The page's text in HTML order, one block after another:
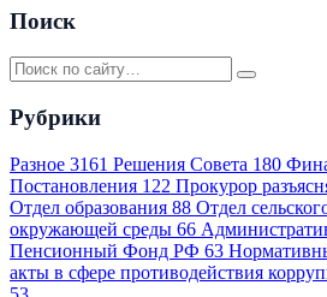
Поиск
Рубрики
Разное 3161 Решения Совета 180
Постановления 122 Прокурор
Отдел образования 88 Отдел
окружающей среды 66
Пенсионный Фонд РФ 63
акты в сфере противодействия